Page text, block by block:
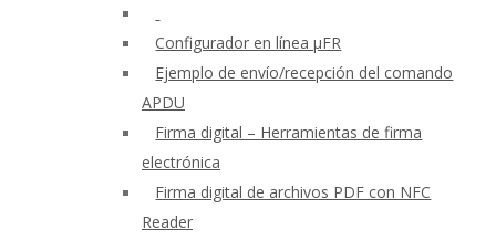
Configurador en línea μFR
Ejemplo de envío/recepción del comando
APDU
Firma digital – Herramientas de firma
electrónica
Firma digital de archivos PDF con NFC
Reader